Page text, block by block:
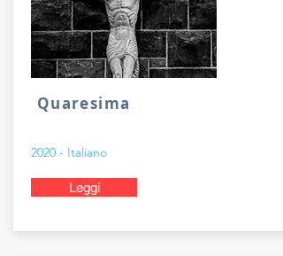
Quaresima
2020 - Italiano
Leggi